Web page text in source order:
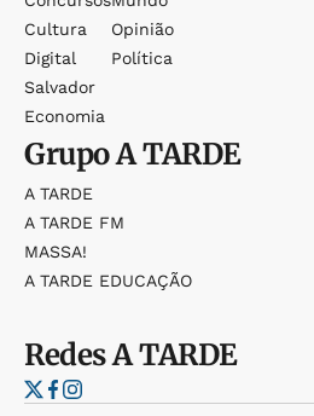
Cultura
Digital
Salvador
Economia
Opinião
Política
GrupoA TARDE
A TARDE
A TARDE FM
MASSA!
A TARDE EDUCAÇÃO
RedesA TARDE